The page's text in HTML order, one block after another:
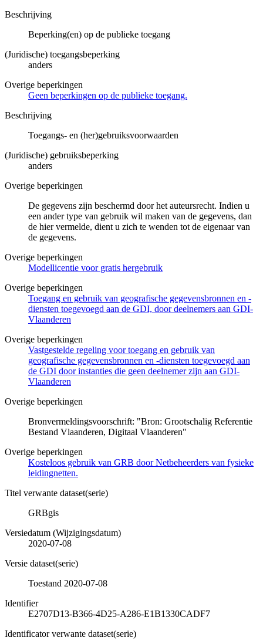
Beschrijving
Beperking(en) op de publieke toegang
(Juridische) toegangsbeperking
anders
Overige beperkingen
Geen beperkingen op de publieke toegang.
Beschrijving
Toegangs- en (her)gebruiksvoorwaarden
(Juridische) gebruiksbeperking
anders
Overige beperkingen
De gegevens zijn beschermd door het auteursrecht. Indien u
een ander type van gebruik wil maken van de gegevens, dan
de hier vermelde, dient u zich te wenden tot de eigenaar van
de gegevens.
Overige beperkingen
Modellicentie voor gratis hergebruik
Overige beperkingen
Toegang en gebruik van geografische gegevensbronnen en -
diensten toegevoegd aan de GDI, door deelnemers aan GDI-
Vlaanderen
Overige beperkingen
Vastgestelde regeling voor toegang en gebruik van
geografische gegevensbronnen en -diensten toegevoegd aan
de GDI door instanties die geen deelnemer zijn aan GDI-
Vlaanderen
Overige beperkingen
Bronvermeldingsvoorschrift: "Bron: Grootschalig Referentie
Bestand Vlaanderen, Digitaal Vlaanderen"
Overige beperkingen
Kosteloos gebruik van GRB door Netbeheerders van fysieke
leidingnetten.
Titel verwante dataset(serie)
GRBgis
Versiedatum (Wijzigingsdatum)
2020-07-08
Versie dataset(serie)
Toestand 2020-07-08
Identifier
E2707D13-B366-4D25-A286-E1B1330CADF7
Identificator verwante dataset(serie)